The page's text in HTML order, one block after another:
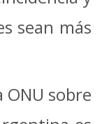
sean más
sobre